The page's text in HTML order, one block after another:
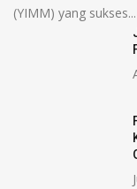
(YIMM) yang sukses...